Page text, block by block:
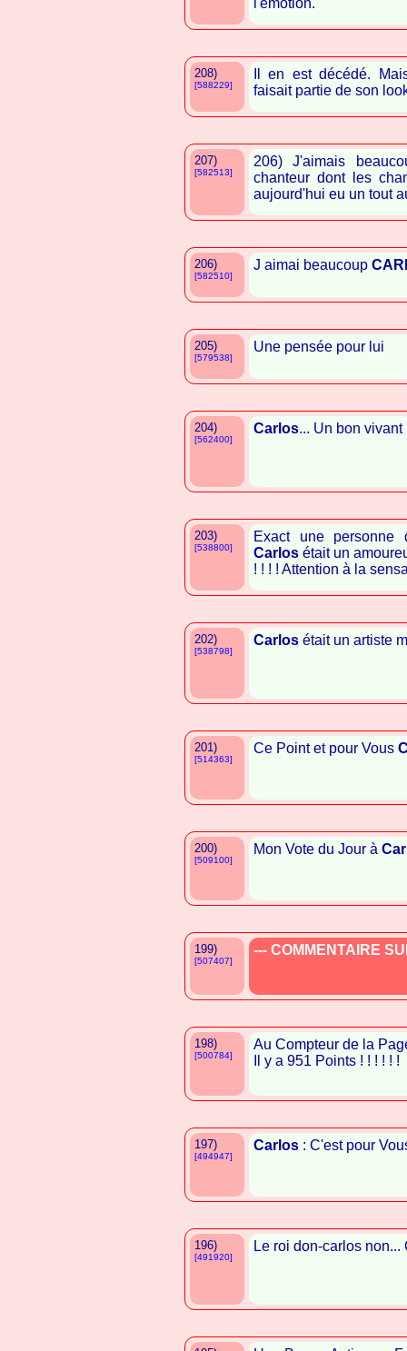
l'émotion.
208)
[588229]
Il en est décédé.
faisait partie de son
207)
[582513]
206) J'aimais
chanteur dont les
aujourd'hui eu un tout
206)
[582510]
J aimai beaucoup
205)
[579538]
Une pensée pour lui
204)
[562400]
Carlos... Un bon vivant
203)
[538800]
Exact une personne
Carlos était un
! ! ! ! Attention à la
202)
[538798]
Carlos était un artiste
201)
[514363]
Ce Point et pour Vous
200)
[509100]
Mon Vote du Jour à
199)
[507407]
--- COMMENTAIRE
198)
[500784]
Au Compteur de la
Il y a 951 Points ! ! ! ! ! !
197)
[494947]
Carlos : C'est pour
196)
[491920]
Le roi don-carlos